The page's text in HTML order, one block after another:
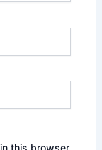
this browser